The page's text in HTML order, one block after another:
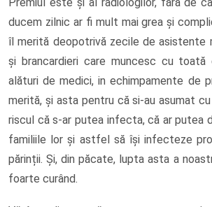
ducem zilnic ar fi mult mai grea și
îl merită deopotrivă zecile de asistente
și brancardieri care muncesc cu toată
alături de medici, in echimpamente de
merită, și asta pentru că si-au asumat
riscul că s-ar putea infecta, că ar putea
familiile lor și astfel să își infecteze
părinții. Și, din păcate, lupta asta a
foarte curând.